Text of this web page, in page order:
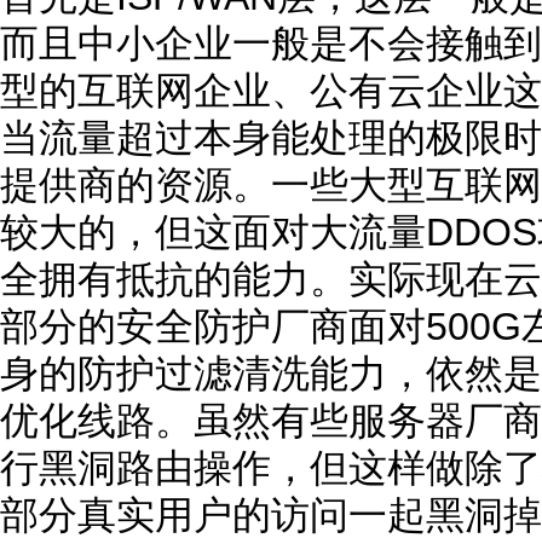
而且中小企业一般是不会接触
型的互联网企业、公有云企业
当流量超过本身能处理的极限
提供商的资源。一些大型互联
较大的，但这面对大流量
全拥有抵抗的能力。实际现在
部分的安全防护厂商面对500G
身的防护过滤清洗能力，依然
优化线路。虽然有些服务器厂
行黑洞路由操作，但这样做除
部分真实用户的访问一起黑洞